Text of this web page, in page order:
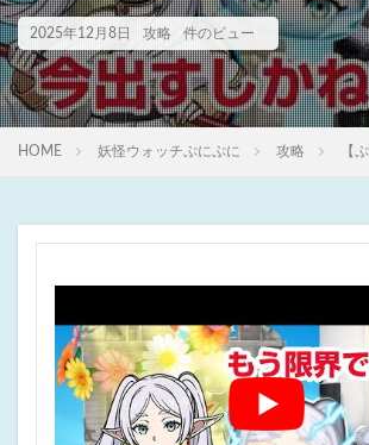
2025年12月8日 攻略 件のビュー
HOME 妖怪ウォッチぷにぷに 攻略 【